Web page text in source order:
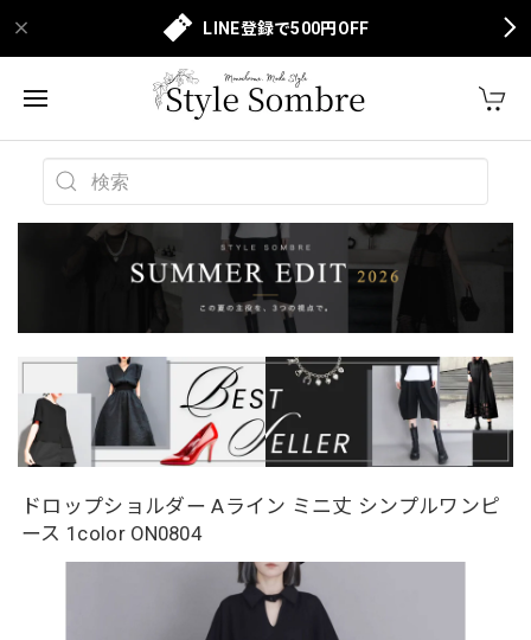
LINE登録で500円OFF
ドロップショルダー Aライン ミニ丈 シンプルワンピ
ース 1color ON0804